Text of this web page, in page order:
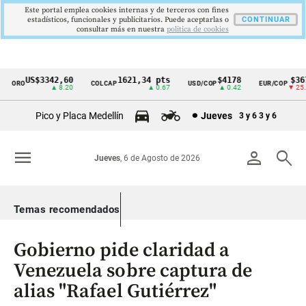
Cintillo
Colombia
OROUS$3342,60
▲ 8.20
COLCAP1621,34 pts
▲ 0.67
USD/COP$4178
▲ 0.42
EUR/COP $3672
▼ 25.00
Pico y Placa Medellín Jueves 3 y 6 3 y 6
person search
Jueves, 6 de Agosto de 2026
menu
Temas recomendados
Gobierno pide claridad a
Venezuela sobre captura de
alias "Rafael Gutiérrez"
Este portal emplea cookies internas y de terceros con fines
estadísticos, funcionales y publicitarios. Puede aceptarlas o
consultar más en nuestra politica de cookies
CONTINUAR